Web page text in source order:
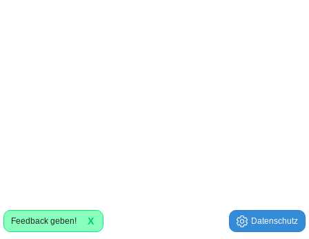
Feedback geben! X Datenschutz